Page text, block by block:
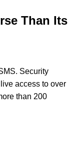
Than Its
Security
access to over
than 200